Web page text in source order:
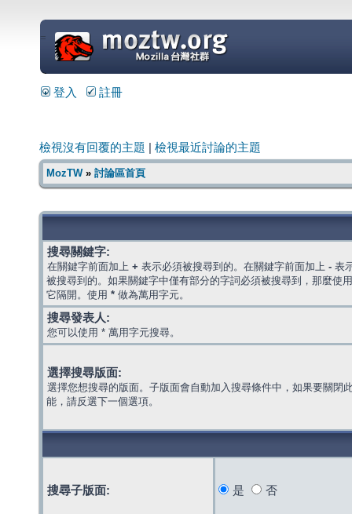
=
登入 註冊
檢視沒有回覆的主題 檢視最近討論的主題
MozTW» 討論區首頁
搜尋關鍵字:
在關鍵字前面加上 + 表示必須被搜尋到的。在關鍵字前面加上 - 表
被搜尋到的。如果關鍵字中僅有部分的字詞必須被搜尋到，那麼使
它隔開。使用 * 做為萬用字元。
搜尋發表人:
您可以使用 * 萬用字元搜尋。
選擇搜尋版面:
選擇您想搜尋的版面。子版面會自動加入搜尋條件中，如果要關閉
能，請反選下一個選項。
搜尋子版面: 是 否